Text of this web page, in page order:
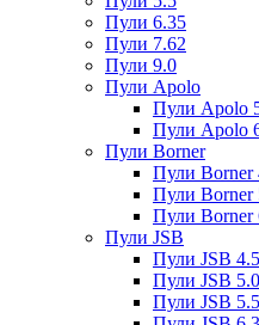
Пули 6.35
Пули 7.62
Пули 9.0
Пули Apolo
Пули Apolo
Пули Apolo
Пули Borner
Пули Borner
Пули Borner
Пули Borner
Пули JSB
Пули JSB 4.5
Пули JSB 5.0
Пули JSB 5.5